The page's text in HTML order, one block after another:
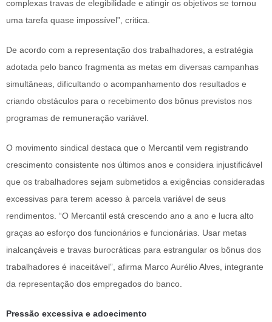
complexas travas de elegibilidade e atingir os objetivos se tornou
uma tarefa quase impossível”, critica.
De acordo com a representação dos trabalhadores, a estratégia
adotada pelo banco fragmenta as metas em diversas campanhas
simultâneas, dificultando o acompanhamento dos resultados e
criando obstáculos para o recebimento dos bônus previstos nos
programas de remuneração variável.
O movimento sindical destaca que o Mercantil vem registrando
crescimento consistente nos últimos anos e considera injustificável
que os trabalhadores sejam submetidos a exigências consideradas
excessivas para terem acesso à parcela variável de seus
rendimentos. “O Mercantil está crescendo ano a ano e lucra alto
graças ao esforço dos funcionários e funcionárias. Usar metas
inalcançáveis e travas burocráticas para estrangular os bônus dos
trabalhadores é inaceitável”, afirma Marco Aurélio Alves, integrante
da representação dos empregados do banco.
Pressão excessiva e adoecimento